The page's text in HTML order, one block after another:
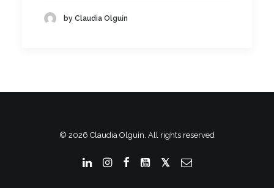
by Claudia Olguín
© 2026 Claudia Olguín. All rights reserved